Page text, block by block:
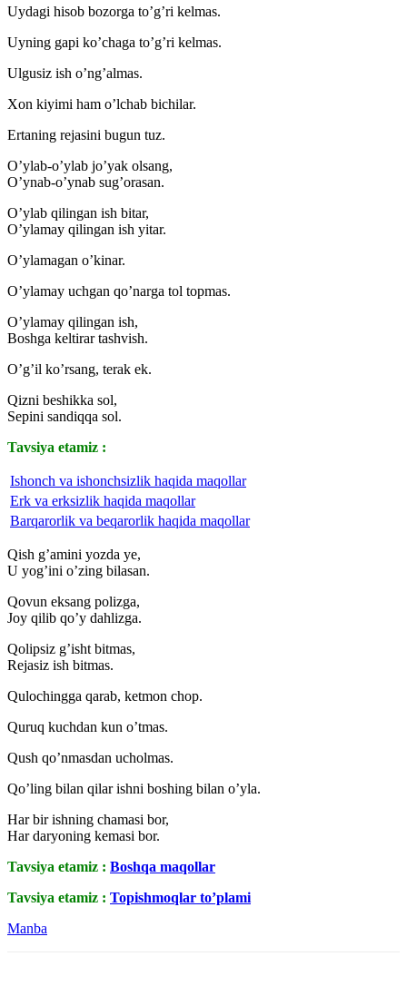
Uydagi hisob bozorga to’g’ri kelmas.
Uyning gapi ko’chaga to’g’ri kelmas.
Ulgusiz ish o’ng’almas.
Xon kiyimi ham o’lchab bichilar.
Ertaning rejasini bugun tuz.
O’ylab-o’ylab jo’yak olsang,
O’ynab-o’ynab sug’orasan.
O’ylab qilingan ish bitar,
O’ylamay qilingan ish yitar.
O’ylamagan o’kinar.
O’ylamay uchgan qo’narga tol topmas.
O’ylamay qilingan ish,
Boshga keltirar tashvish.
O’g’il ko’rsang, terak ek.
Qizni beshikka sol,
Sepini sandiqqa sol.
Tavsiya etamiz :
Ishonch va ishonchsizlik haqida maqollar
Erk va erksizlik haqida maqollar
Barqarorlik va beqarorlik haqida maqollar
Qish g’amini yozda ye,
U yog’ini o’zing bilasan.
Qovun eksang polizga,
Joy qilib qo’y dahlizga.
Qolipsiz g’isht bitmas,
Rejasiz ish bitmas.
Qulochingga qarab, ketmon chop.
Quruq kuchdan kun o’tmas.
Qush qo’nmasdan ucholmas.
Qo’ling bilan qilar ishni boshing bilan o’yla.
Har bir ishning chamasi bor,
Har daryoning kemasi bor.
Tavsiya etamiz : Boshqa maqollar
Tavsiya etamiz : Topishmoqlar to’plami
Manba